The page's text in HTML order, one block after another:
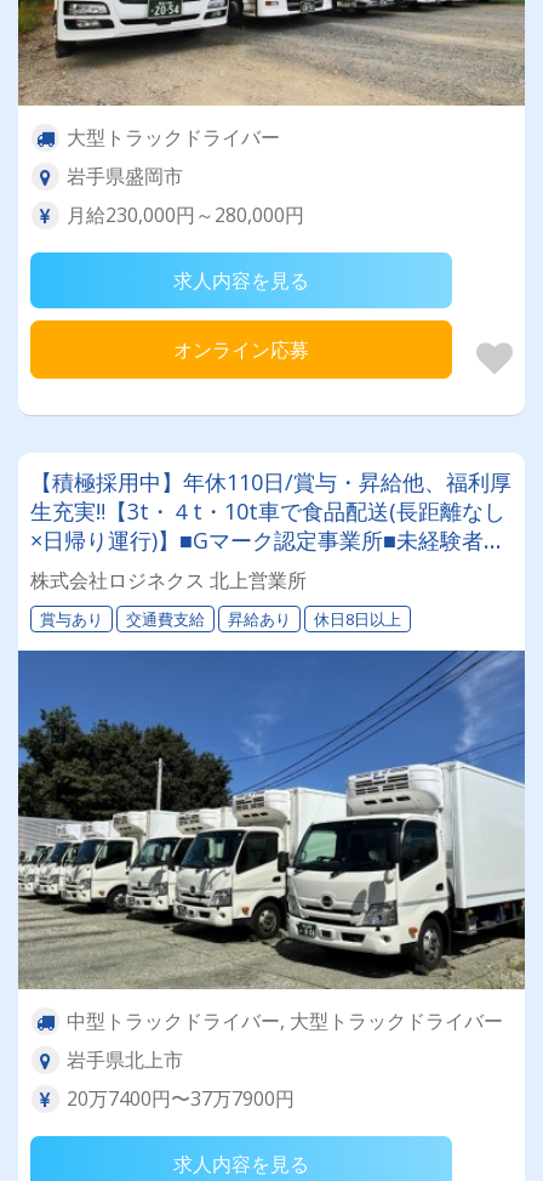
大型トラックドライバー
岩手県盛岡市
月給230,000円～280,000円
求人内容を見る
オンライン応募
【積極採用中】年休110日/賞与・昇給他、福利厚
生充実‼【3t・４t・10t車で食品配送(長距離なし
×日帰り運行)】■Gマーク認定事業所■未経験者・
経験者共に大歓迎■手厚い研修■資格取得制度(大
型取得実績有)
株式会社ロジネクス 北上営業所
賞与あり 交通費支給 昇給あり 休日8日以上
中型トラックドライバー, 大型トラックドライバー
岩手県北上市
20万7400円〜37万7900円
求人内容を見る